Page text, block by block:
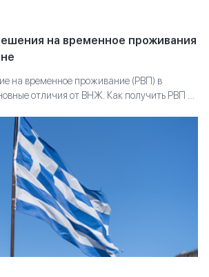
на временное проживания
на временное проживание (РВП) в
отличия от ВНЖ. Как получить РВП в
проживание. Какие документы